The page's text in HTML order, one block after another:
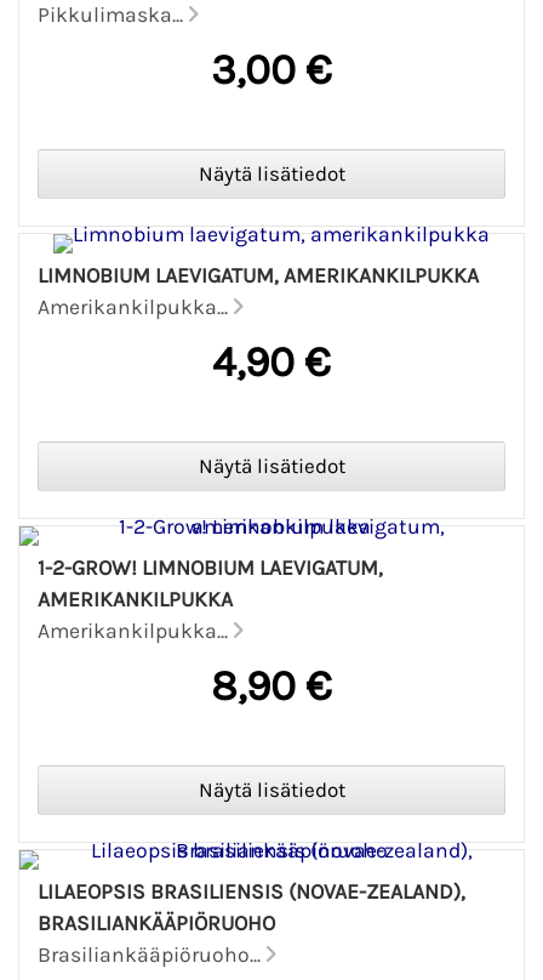
Pikkulimaska...
3,00 €
LIMNOBIUM LAEVIGATUM, AMERIKANKILPUKKA
Amerikankilpukka...
4,90 €
1-2-GROW! LIMNOBIUM LAEVIGATUM,
AMERIKANKILPUKKA
Amerikankilpukka...
8,90 €
LILAEOPSIS BRASILIENSIS (NOVAE-ZEALAND),
BRASILIANKÄÄPIÖRUOHO
Brasiliankääpiöruoho...